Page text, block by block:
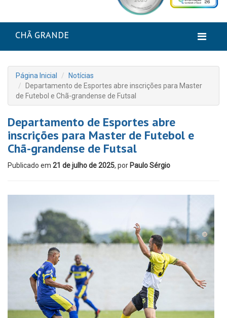
CHÃ GRANDE
Página Inicial
Notícias
Departamento de Esportes abre inscrições para Master
de Futebol e Chã-grandense de Futsal
Departamento de Esportes abre
inscrições para Master de Futebol e
Chã-grandense de Futsal
Publicado em 21 de julho de 2025, por Paulo Sérgio